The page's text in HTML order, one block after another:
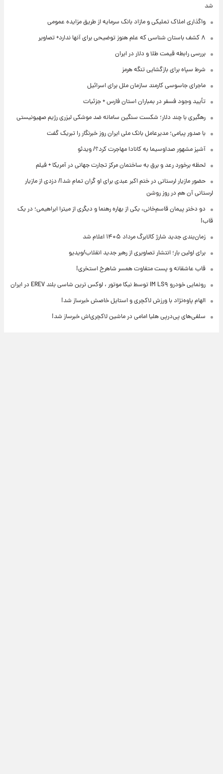
شد
واگذاری املاک تملیکی و مازاد بانک سرمایه از طریق مزایده عمومی
۸ کشف باستان شناسی که علم هنوز توضیحی برای آنها ندارد+ تصاویر
بررسی رابطه قیمت طلا و دلار در ایران
شرط سپاه برای بازگشایی تنگه هرمز
ماجرای جاسوسی کارمند سازمان ملل برای اسرائیل
تأیید وجود فسفر در بمباران استان فارس + جزئیات
رهگیری با چند دلار؛ شکست سنگین سامانه ضد موشکی لیزری رژیم صهیونیستی
با صدور پیامی؛ مدیرعامل بانک ملی ایران روز خبرنگار را تبریک گفت
آشپز مشهور صداوسیما به کانادا مهاجرت کرد؟/ ویدئو
لحظه برخورد رعد و برق به ساختمان مرکز تجارت جهانی در آمریکا + فیلم
حضور مازیار لرستانی در ختم اکبر عبدی برای او گران تمام شد!/ دزدی از مازیار
لرستانی آن هم در روز روشن
دو دختر پیمان قاسم‌خانی، یکی از بهاره رهنما و دیگری از میترا ابراهیمی؛ در یک
قاب!
زمان‌بندی جدید شارژ کالابرگ مرداد ۱۴۰۵ اعلام شد
برای اولین بار؛ انتشار تصاویری از رهبر جدید انقلاب/ویدیو
قاب عاشقانه و پست متفاوت همسر شاهرخ استخری!
رونمایی خودرو IM LS۹ توسط نیکا موتور ، لوکس ترین شاسی بلند EREV در ایران
الهام پاوه‌نژاد با ورزش لاکچری و استایل خاصش خبرساز شد!
سلفی‌های پی‌درپی هلیا امامی در ماشین لاکچری‌اش خبرساز شد!